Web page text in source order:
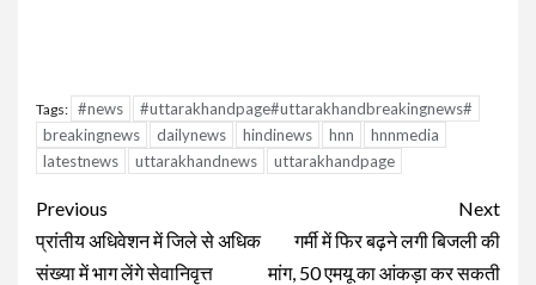
Tags: #news
#uttarakhandpage#uttarakhandbreakingnews#
breakingnews
dailynews hindinews hnn
hnnmedia
latestnews
uttarakhandnews uttarakhandpage
Continue
Reading
Previous
प्रांतीय अधिवेशन में जिले से अधिक
संख्या में भाग लेंगे सेवानिवृत्त
Next
गर्मी में फिर बढ़ने लगी बिजली की
मांग, 50 एमयू का आंकड़ा कर सकती